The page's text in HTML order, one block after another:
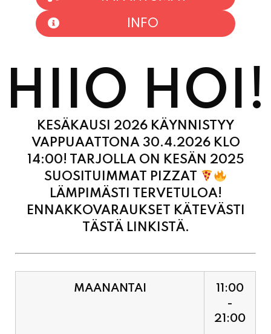
INFO
HIIO HOI!
KESÄKAUSI 2026 KÄYNNISTYY
VAPPUAATTONA 30.4.2026 KLO
14:00! TARJOLLA ON KESÄN 2025
SUOSITUIMMAT PIZZAT
LÄMPIMÄSTI TERVETULOA!
ENNAKKOVARAUKSET KÄTEVÄSTI
TÄSTÄ LINKISTÄ.
-